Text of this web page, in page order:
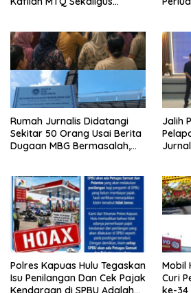
Rumah Jurnalis Didatangi
Sekitar 50 Orang Usai Berita
Dugaan MBG Bermasalah,
Jalih
Polres Kapuas Hulu Tegaskan
Isu Penilangan Dan Cek Pajak
Kendaraan di SPBU Adalah
Mobil
Curi
ke-34